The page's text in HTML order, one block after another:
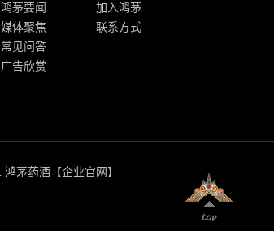
鸿茅要闻
媒体聚焦
常见问答
广告欣赏
加入鸿茅
联系方式
鸿茅药酒【企业官网】